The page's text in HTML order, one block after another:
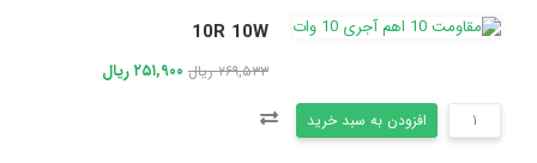
10R 10W
۲۶۹,۵۳۳ ریال ۲۵۱,۹۰۰ ریال
افزودن به سبد خرید